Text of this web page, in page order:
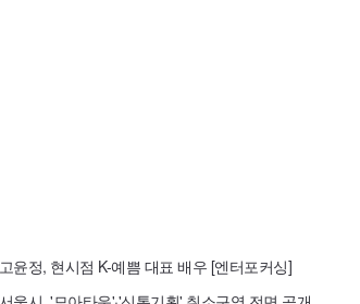
고윤정, 현시점 K-예쁨 대표 배우 [엔터포커싱]